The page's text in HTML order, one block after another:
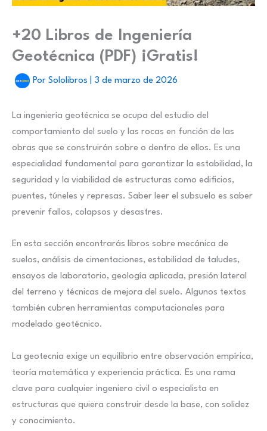
+20 Libros de Ingeniería
Geotécnica (PDF) ¡Gratis!
Por Sololibros 3 de marzo de 2026
La ingeniería geotécnica se ocupa del estudio del
comportamiento del suelo y las rocas en función de las
obras que se construirán sobre o dentro de ellos. Es una
especialidad fundamental para garantizar la estabilidad, la
seguridad y la viabilidad de estructuras como edificios,
puentes, túneles y represas. Saber leer el subsuelo es saber
prevenir fallos, colapsos y desastres.
En esta sección encontrarás libros sobre mecánica de
suelos, análisis de cimentaciones, estabilidad de taludes,
ensayos de laboratorio, geología aplicada, presión lateral
del terreno y técnicas de mejora del suelo. Algunos textos
también cubren herramientas computacionales para
modelado geotécnico.
La geotecnia exige un equilibrio entre observación empírica,
teoría matemática y experiencia práctica. Es una rama
clave para cualquier ingeniero civil o especialista en
estructuras que quiera construir desde la base, con solidez
y conocimiento.